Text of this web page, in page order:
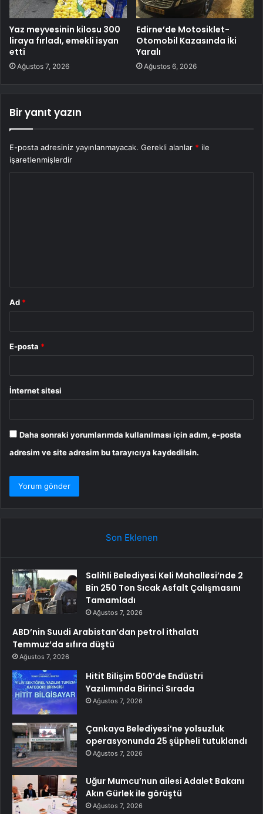
Yaz meyvesinin kilosu 300
liraya fırladı, emekli isyan
etti
Ağustos 7, 2026
Edirne’de Motosiklet-
Otomobil Kazasında İki
Yaralı
Ağustos 6, 2026
Bir yanıt yazın
E-posta adresiniz yayınlanmayacak. Gerekli alanlar * ile
işaretlenmişlerdir
Ad *
E-posta *
İnternet sitesi
Daha sonraki yorumlarımda kullanılması için adım, e-posta
adresim ve site adresim bu tarayıcıya kaydedilsin.
Son Eklenen
Salihli Belediyesi Keli Mahallesi’nde 2
Bin 250 Ton Sıcak Asfalt Çalışmasını
Tamamladı
Ağustos 7, 2026
ABD’nin Suudi Arabistan’dan petrol ithalatı
Temmuz’da sıfıra düştü
Ağustos 7, 2026
Hitit Bilişim 500’de Endüstri
Yazılımında Birinci Sırada
Ağustos 7, 2026
Çankaya Belediyesi’ne yolsuzluk
operasyonunda 25 şüpheli tutuklandı
Ağustos 7, 2026
Uğur Mumcu’nun ailesi Adalet Bakanı
Akın Gürlek ile görüştü
Ağustos 7, 2026